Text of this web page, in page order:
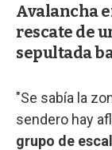
Avalancha
rescate de
sepultada
"Se sabía la
sendero hay
grupo de